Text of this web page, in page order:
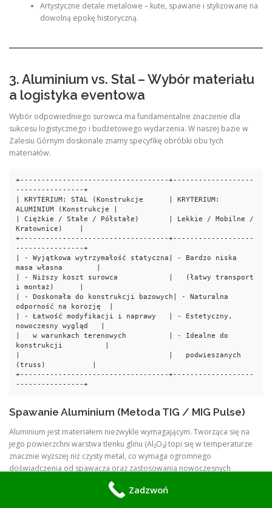
Artystyczne detale metalowe – kute, spawane i stylizowane na
dowolną epokę historyczną.
3. Aluminium vs. Stal – Wybór materiału
a logistyka eventowa
Wybór odpowiedniego surowca ma fundamentalne znaczenie dla
sukcesu logistycznego i budżetowego wydarzenia. W naszej bazie w
Zalesiu Górnym doskonale znamy specyfikę obróbki obu tych
materiałów.
+-----------------------------------+-------------------
----------------+
| KRYTERIUM: STAL (Konstrukcje      | KRYTERIUM:
ALUMINIUM (Konstrukcje |
| Ciężkie / Stałe / Półstałe)       | Lekkie / Mobilne /
Kratownice)    |
+-----------------------------------+-------------------
----------------+
| - Wyjątkowa wytrzymałość statyczna| - Bardzo niska
masa własna        |
| - Niższy koszt surowca            |   (łatwy transport
i montaż)      |
| - Doskonała do konstrukcji bazowych| - Naturalna
odporność na korozję  |
| - Łatwość modyfikacji i naprawy   | - Estetyczny,
nowoczesny wygląd   |
|   w warunkach terenowych          | - Idealne do
konstrukcji          |
|                                   |   podwieszanych
(truss)           |
+-----------------------------------+-------------------
Spawanie Aluminium (Metoda TIG / MIG Pulse)
Aluminium jest materiałem niezwykle wymagającym. Tworząca się na
jego powierzchni warstwa tlenku glinu (Al₂O₃) topi się w temperaturze
znacznie wyższej niż czysty metal, co wymaga ogromnego
doświadczenia od spawacza oraz zastosowania nowoczesnych
migomatów z funkcją pulsu lub zaawansowanych spawarek TIG AC/DC.
Nasza ekipa posiada certyfikaty uprawniające do spawania stopów
Zadzwoń